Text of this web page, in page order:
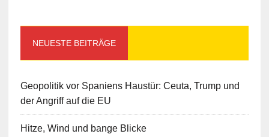
NEUESTE BEITRÄGE
Geopolitik vor Spaniens Haustür: Ceuta, Trump und
der Angriff auf die EU
Hitze, Wind und bange Blicke